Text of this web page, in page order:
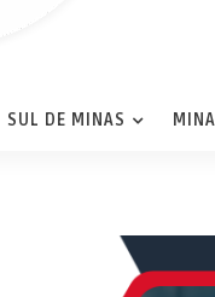
SUL DE MINAS